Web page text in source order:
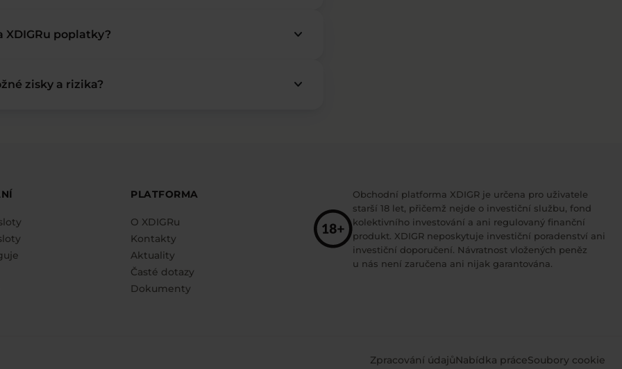
XDIGRu poplatky? keyboard_arrow_down
zisky a rizika? keyboard_arrow_down
PLATFORMA
O XDIGRu
Kontakty
Aktuality
Časté dotazy
Dokumenty
Obchodní platforma XDIGR je určena pro uživatele
starší 18 let, přičemž nejde o investiční službu, fond
kolektivního investování a ani regulovaný finanční
produkt. XDIGR neposkytuje investiční poradenství ani
investiční doporučení. Návratnost vložených peněz
u nás není zaručena ani nijak garantována.
Zpracování údajůNabídka práceSoubory cookie